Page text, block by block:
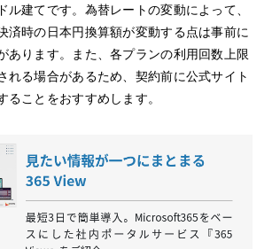
ル建てです。為替レートの変動によって、
済時の日本円換算額が変動する点は事前に
あります。また、各プランの利用回数上限
れる場合があるため、契約前に公式サイト
ることをおすすめします。